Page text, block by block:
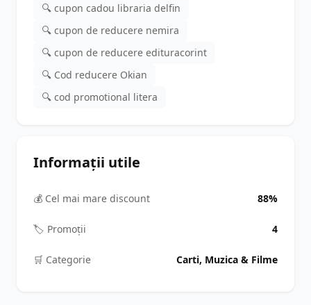
🔍 cupon cadou libraria delfin
🔍 cupon de reducere nemira
🔍 cupon de reducere edituracorint
🔍 Cod reducere Okian
🔍 cod promotional litera
Informații utile
💰 Cel mai mare discount 88%
🏷️ Promoții 4
🛒️ Categorie Carti, Muzica & Filme